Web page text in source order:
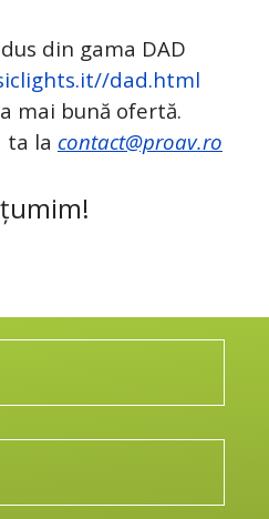
din gama DAD
dad.html
mai bună ofertă.
ta la contact@proav.ro